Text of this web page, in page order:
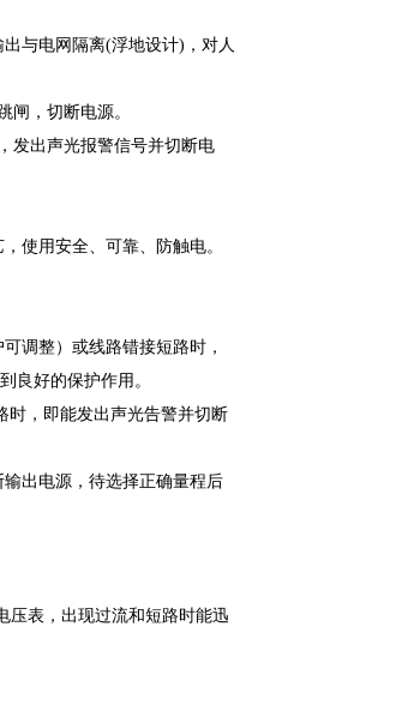
与电网隔离(浮地设计)，对人
，切断电源。
出声光报警信号并切断电
使用安全、可靠、防触电。
调整）或线路错接短路时，
良好的保护作用。
，即能发出声光告警并切断
输出电源，待选择正确量程后
压表，出现过流和短路时能迅